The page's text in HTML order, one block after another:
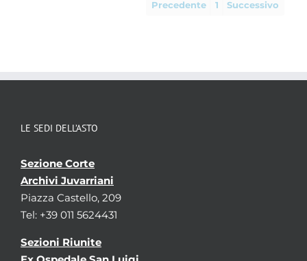
Precedente 1 Successivo
LE SEDI DELL’ASTO
Sezione Corte
Archivi Juvarriani
Piazza Castello, 209
Tel: +39 011 5624431
Sezioni Riunite